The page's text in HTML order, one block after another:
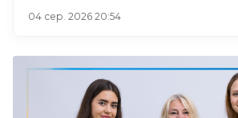
04 сер. 2026 20:54